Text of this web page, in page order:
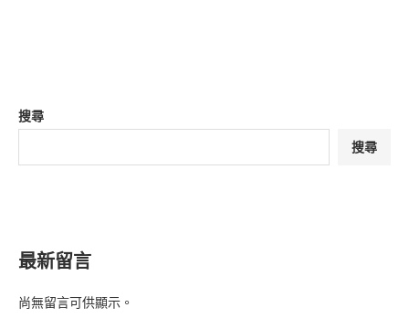
搜尋
搜尋
最新留言
尚無留言可供顯示。